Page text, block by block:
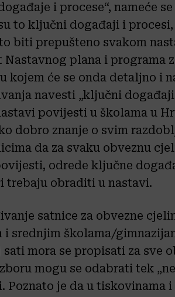
i procese“, nameće se
to ključni događaji i
biti prepušteno svakom
plana i programa
kojem će se onda detaljno i
navesti „ključni
povijesti u školama u
dobro znanje o svim
da za svaku obveznu
odrede ključne
trebaju obraditi u nastavi.
satnice za obvezne
srednjim školama/
mora se propisati za sve
mogu se odabrati tek
Poznato je da u tiskovinama